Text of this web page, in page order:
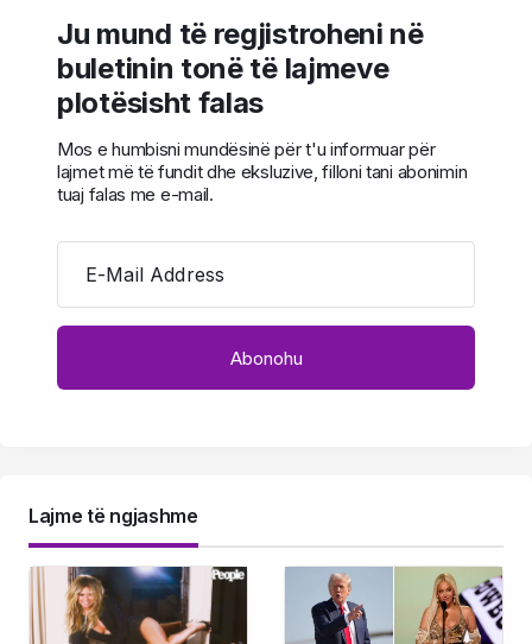
Ju mund të regjistroheni në
buletinin tonë të lajmeve
plotësisht falas
Mos e humbisni mundësinë për t'u informuar për
lajmet më të fundit dhe eksluzive, filloni tani abonimin
tuaj falas me e-mail.
E-Mail Address
Lajme të ngjashme